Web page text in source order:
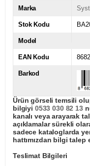
Marka
Stok Kodu
Model
EAN Kodu
Barkod
Ürün görseli temsili
bilgiyi 0533 030 82 13
kanalı veya arayarak
açıklamalar sürekli
sadece kataloglarda
hattımızdan bilgi
Teslimat Bilgileri